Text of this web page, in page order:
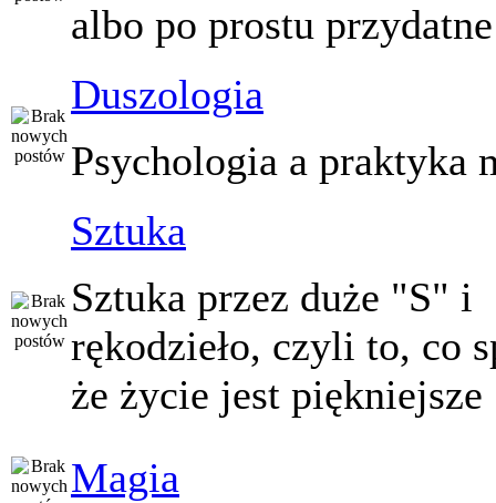
albo po prostu
Duszologia
Psychologia a praktyka
Sztuka
Sztuka przez duże "S" i
rękodzieło, czyli to, co
że życie jest piękniejsze
Magia